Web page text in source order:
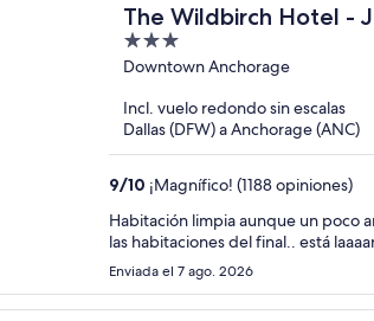
The Wildbirch Hotel -
3
out
5
Downtown Anchorage
Incl. vuelo redondo sin escalas
Dallas (DFW) a Anchorage (ANC)
9/10 ¡Magnífico! (1188 opiniones)
Habitación limpia aunque un poco
las habitaciones del final.. está
Enviada el 7 ago. 2026